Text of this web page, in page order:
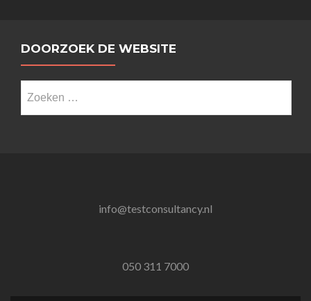
DOORZOEK DE WEBSITE
naar:
info@testconsultancy.nl
050 311 7000